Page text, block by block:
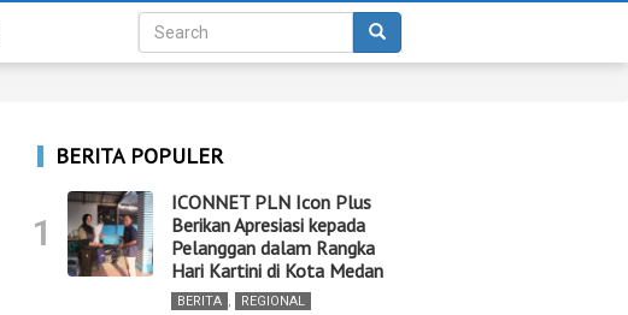
BERITA POPULER
1
ICONNET PLN Icon Plus
Berikan Apresiasi kepada
Pelanggan dalam Rangka
Hari Kartini di Kota Medan
BERITA , REGIONAL